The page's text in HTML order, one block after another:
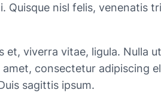
Quisque nisl felis, venenatis
viverra vitae, ligula. Nulla
consectetur adipiscing
sagittis ipsum.